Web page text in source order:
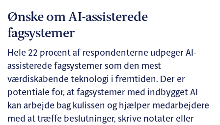
Ønske om AI-assisterede
fagsystemer
Hele 22 procent af respondenterne udpeger AI-
assisterede fagsystemer som den mest
værdiskabende teknologi i fremtiden. Der er
potentiale for, at fagsystemer med indbygget AI
kan arbejde bag kulissen og hjælper medarbejdere
med at træffe beslutninger, skrive notater eller